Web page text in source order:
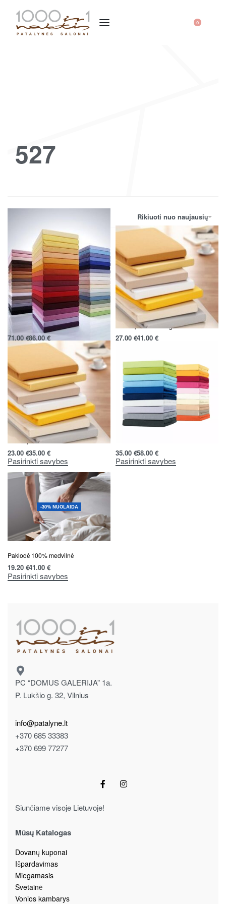
0
527
Rikiuoti nuo naujausių
Paklodė su tenceliu
71.00 €86.00€
Pasirinkti savybes
Satino paklodės su guma
27.00 €41.00€
Satino paklodės
23.00 €35.00€
Pasirinkti savybes
35.00 €58.00€
Pasirinkti savybes
-30% NUOLAIDA
Paklodė 100% medvilnė
19.20 €41.00€
Pasirinkti savybes
PC “DOMUS GALERIJA” 1a.
P. Lukšio g. 32, Vilnius
info@patalyne.lt
+370 685 33383
+370 699 77277
Siunčiame visoje Lietuvoje!
Mūsų Katalogas
Dovanų kuponai
Išpardavimas
Miegamasis
Svetainė
Vonios kambarys